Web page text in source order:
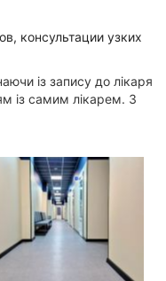
консультации узких
із запису до лікаря
із самим лікарем. З